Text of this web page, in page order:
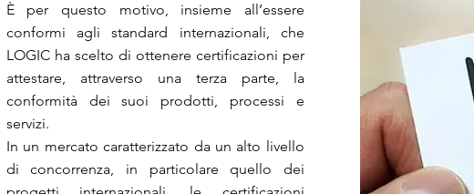
È per questo motivo, insieme all’essere
conformi agli standard internazionali, che
LOGIC ha scelto di ottenere certificazioni per
attestare, attraverso una terza parte, la
conformità dei suoi prodotti, processi e
servizi.
In un mercato caratterizzato da un alto livello
di concorrenza, in particolare quello dei